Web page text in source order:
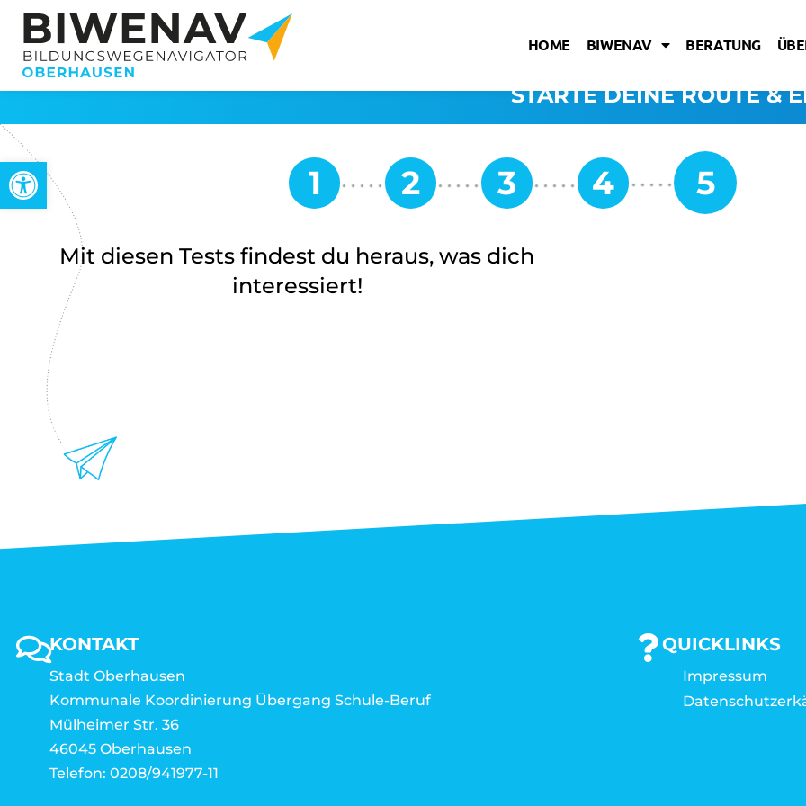
Werkzeugleiste öffnen
HOME BIWENAV BERATUNG
STARTE DEINE ROUTE &
Mit diesen Tests findest du heraus, was dich
interessiert!
KONTAKT
Stadt Oberhausen
Kommunale Koordinierung Übergang Schule-Beruf
Mülheimer Str. 36
46045 Oberhausen
Telefon: 0208/941977-11
QUICKLINKS
Impressum